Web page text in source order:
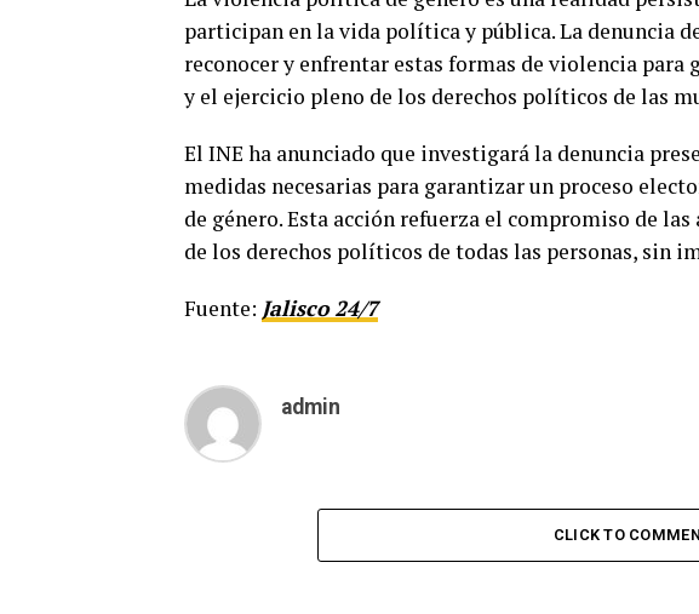
participan en la vida política y pública. La denuncia
reconocer y enfrentar estas formas de violencia
y el ejercicio pleno de los derechos políticos de las
El INE ha anunciado que investigará la denuncia
medidas necesarias para garantizar un proceso
de género. Esta acción refuerza el compromiso de
de los derechos políticos de todas las personas, sin
Fuente: Jalisco 24/7
admin
CLICK TO